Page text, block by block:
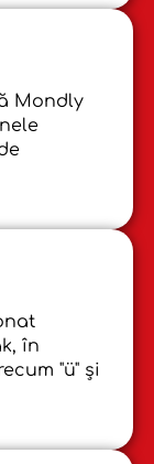
Mondly
în
"ü" și